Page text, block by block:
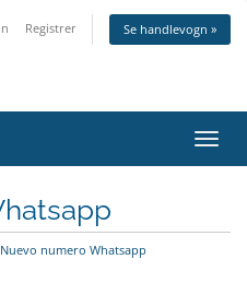
Registrer Se handlevogn »
Bytt
Nuevo numero Whatsapp